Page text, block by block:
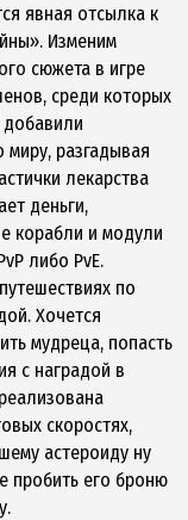
явная отсылка к
Изменим
сюжета в игре
среди которых
добавили
разгадывая
лекарства
деньги,
корабли и модули
либо PvE.
по
Хочется
мудреца, попасть
с наградой в
скоростях,
астероиду ну
пробить его броню